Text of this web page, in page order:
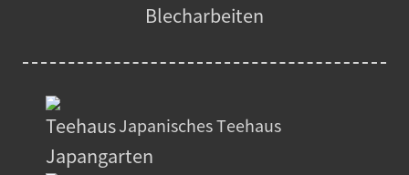
Blecharbeiten
Japanisches Teehaus